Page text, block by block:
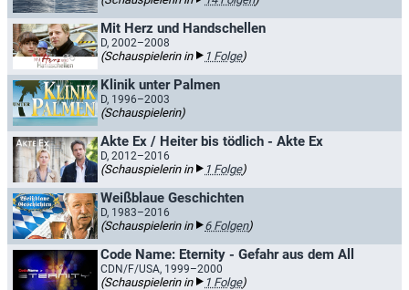
Mit Herz und Handschellen
D, 2002–2008
(Schauspielerin in 1 Folge)
Klinik unter Palmen
D, 1996–2003
(Schauspielerin)
Akte Ex / Heiter bis tödlich - Akte Ex
D, 2012–2016
(Schauspielerin in 1 Folge)
Weißblaue Geschichten
D, 1983–2016
(Schauspielerin in 6 Folgen)
Code Name: Eternity - Gefahr aus dem All
CDN/F/USA, 1999–2000
(Schauspielerin in 1 Folge)